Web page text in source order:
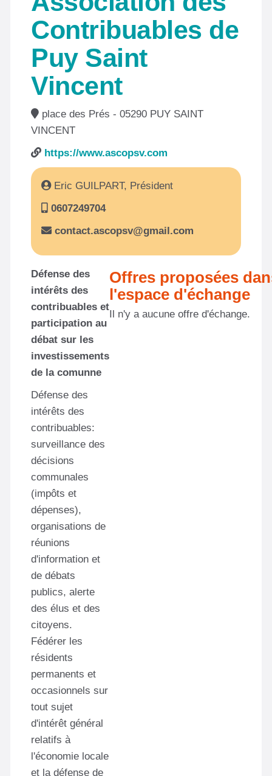
Contribuables de
Puy Saint
Vincent
place des Prés - 05290 PUY SAINT
VINCENT
https://www.ascopsv.com
Eric GUILPART, Président
0607249704
contact.ascopsv@gmail.com
Défense des
intérêts des
contribuables et
participation au
débat sur les
investissements
de la comunne
Défense des
intérêts des
contribuables:
surveillance des
décisions
communales
(impôts et
dépenses),
organisations de
réunions
d'information et
de débats
publics, alerte
des élus et des
citoyens.
Fédérer les
résidents
permanents et
occasionnels sur
tout sujet
d'intérêt général
relatifs à
l'économie locale
et la défense de
Offres proposées
l'espace d'échange
Il n'y a aucune offre d'échange.